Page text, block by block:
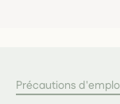
Précautions